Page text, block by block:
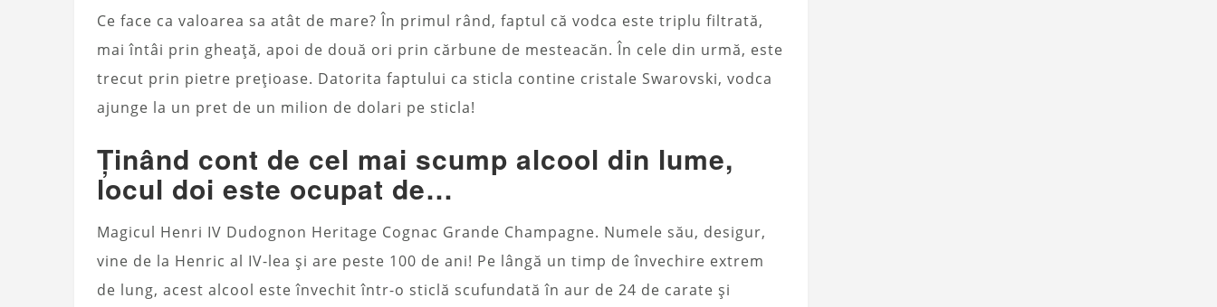
Ce face ca valoarea sa atât de mare? În primul rând, faptul că vodca este triplu filtrată,
mai întâi prin gheață, apoi de două ori prin cărbune de mesteacăn. În cele din urmă, este
trecut prin pietre prețioase. Datorita faptului ca sticla contine cristale Swarovski, vodca
ajunge la un pret de un milion de dolari pe sticla!
Ținând cont de cel mai scump alcool din lume,
locul doi este ocupat de…
Magicul Henri IV Dudognon Heritage Cognac Grande Champagne. Numele său, desigur,
vine de la Henric al IV-lea și are peste 100 de ani! Pe lângă un timp de învechire extrem
de lung, acest alcool este învechit într-o sticlă scufundată în aur de 24 de carate și